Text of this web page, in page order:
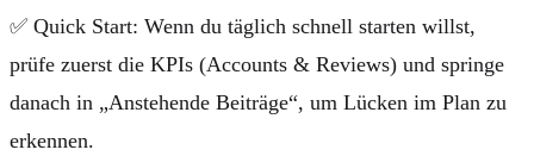
✅ Quick Start: Wenn du täglich schnell starten willst,
prüfe zuerst die KPIs (Accounts & Reviews) und springe
danach in „Anstehende Beiträge“, um Lücken im Plan zu
erkennen.